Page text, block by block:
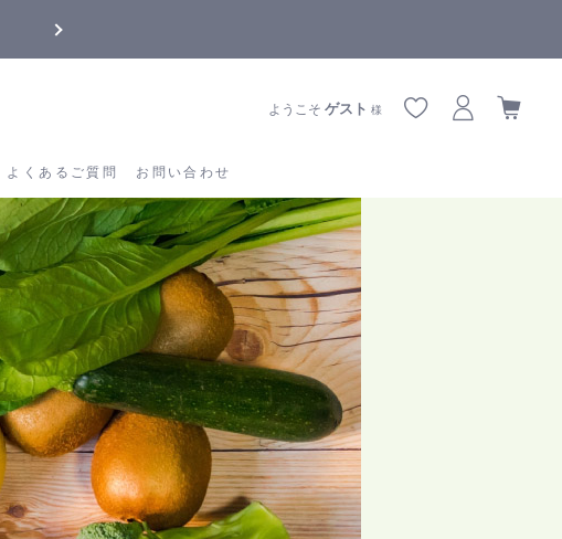
す
よくあるご質問 お問い合わせ
ようこそゲスト 様
よくあるご質問